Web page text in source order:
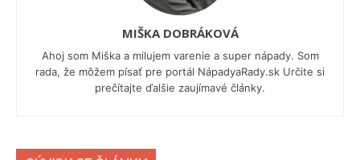
MIŠKA DOBRÁKOVÁ
Ahoj som Miška a milujem varenie a super nápady. Som
rada, že môžem písať pre portál NápadyaRady.sk Určite si
prečítajte ďalšie zaujímavé články.